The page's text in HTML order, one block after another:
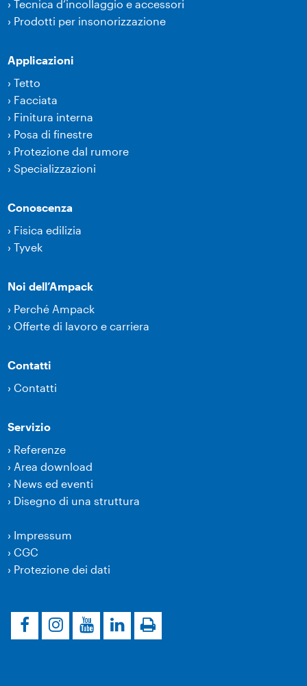
›Tecnica d’incollaggio e accessori
› Prodotti per insonorizzazione
Applicazioni
›Tetto
› Facciata
› Finitura interna
› Posa di finestre
› Protezione dal rumore
›Specializzazioni
Conoscenza
› Fisica edilizia
›Tyvek
Noi dell’Ampack
› Perché Ampack
› Offerte di lavoro e carriera
Contatti
›Contatti
Servizio
› Referenze
› Area download
› News ed eventi
› Disegno di una struttura
› Impressum
›CGC
› Protezione dei dati